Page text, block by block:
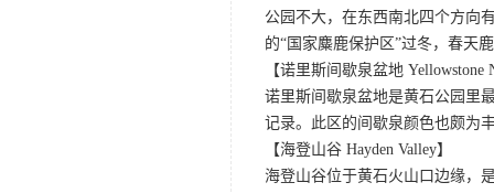
公园不大，在东西南北四个方向
的“国家麋鹿保护区”过冬，春天
【诺里斯间歇泉盆地 Yellowstone
诺里斯间歇泉盆地是黄石公园里
记录。此区的间歇泉颜色也颇为
【海登山谷 Hayden Valley】
海登山谷位于黄石火山口边缘，